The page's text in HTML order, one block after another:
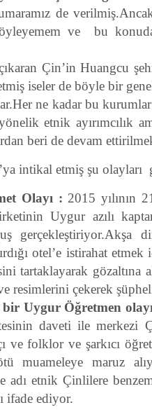
de
söyleyemem ve bu
Çin’in Huangcu
iseler de böyle bir
ne kadar bu
etnik ayırımcılık
beri de devam
intikal etmiş şu olayları
Olayı : 2015 yılının
Uygur azılı
gerçekleştiriyor.Akşa
otel’e istirahat etmek
tartaklayarak
resimlerini çekerek
Uygur Öğretmen
daveti ile merkezi
folklor ve şarkıcı
muameleye maruz
adı etnik Çinlilere
ifade ediyor.